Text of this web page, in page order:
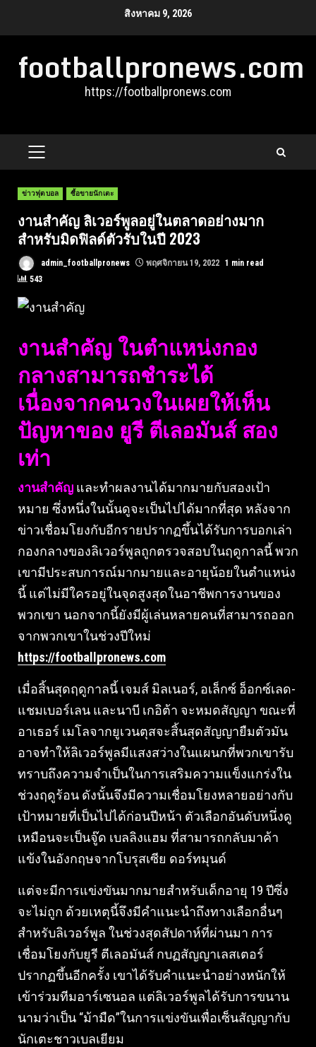
สิงหาคม 9, 2026
footballpronews.com
https://footballpronews.com
PRIMARY
ข่าวฟุตบอล ซื้อขายนักเตะ
งานสำคัญ ลิเวอร์พูลอยู่ในตลาดอย่างมาก
สำหรับมิดฟิลด์ตัวรับในปี 2023
admin_footballpronews พฤศจิกายน 19, 2022 1 min read
543
งานสำคัญ ในตำแหน่งกอง
กลางสามารถชำระได้
เนื่องจากคนวงในเผยให้เห็น
ปัญหาของ ยูรี ตีเลอมันส์ สอง
เท่า
งานสำคัญ และทำผลงานได้มากมายกับสองเป้า
หมาย ซึ่งหนึ่งในนั้นดูจะเป็นไปได้มากที่สุด หลังจาก
ข่าวเชื่อมโยงกับอีกรายปรากฏขึ้นได้รับการบอกเล่า
กองกลางของลิเวอร์พูลถูกตรวจสอบในฤดูกาลนี้ พวก
เขามีประสบการณ์มากมายและอายุน้อยในตำแหน่ง
นี้ แต่ไม่มีใครอยู่ในจุดสูงสุดในอาชีพการงานของ
พวกเขา นอกจากนี้ยังมีผู้เล่นหลายคนที่สามารถออก
จากพวกเขาในช่วงปีใหม่
https://footballpronews.com
เมื่อสิ้นสุดฤดูกาลนี้ เจมส์ มิลเนอร์, อเล็กซ์ อ็อกซ์เลด-
แชมเบอร์เลน และนาบี เกอิต้า จะหมดสัญญา ขณะที่
อาเธอร์ เมโลจากยูเวนตุสจะสิ้นสุดสัญญายืมตัวมัน
อาจทำให้ลิเวอร์พูลมีแสงสว่างในแผนกที่พวกเขารับ
ทราบถึงความจำเป็นในการเสริมความแข็งแกร่งใน
ช่วงฤดูร้อน ดังนั้นจึงมีความเชื่อมโยงหลายอย่างกับ
เป้าหมายที่เป็นไปได้ก่อนปีหน้า ตัวเลือกอันดับหนึ่งดู
เหมือนจะเป็นจู๊ด เบลลิงแฮม ที่สามารถกลับมาค้า
แข้งในอังกฤษจากโบรุสเซีย ดอร์ทมุนด์
แต่จะมีการแข่งขันมากมายสำหรับเด็กอายุ 19 ปีซึ่ง
จะไม่ถูก ด้วยเหตุนี้จึงมีคำแนะนำถึงทางเลือกอื่นๆ
สำหรับลิเวอร์พูล ในช่วงสุดสัปดาห์ที่ผ่านมา การ
เชื่อมโยงกับยูรี ตีเลอมันส์ กบฏสัญญาเลสเตอร์
ปรากฏขึ้นอีกครั้ง เขาได้รับคำแนะนำอย่างหนักให้
เข้าร่วมทีมอาร์เซนอล แต่ลิเวอร์พูลได้รับการขนาน
นามว่าเป็น “ม้ามืด”ในการแข่งขันเพื่อเซ็นสัญญากับ
นักเตะชาวเบลเยียม